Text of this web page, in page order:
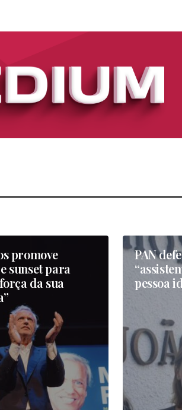
promove
sunset para
da sua
PAN
pessoa